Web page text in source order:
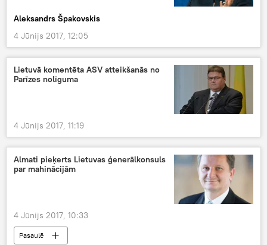
Aleksandrs Špakovskis
4 Jūnijs 2017, 12:05
Lietuvā komentēta ASV atteikšanās no
Parīzes nolīguma
4 Jūnijs 2017, 11:19
Almati pieķerts Lietuvas ģenerālkonsuls
par mahinācijām
4 Jūnijs 2017, 10:33
Pasaulē